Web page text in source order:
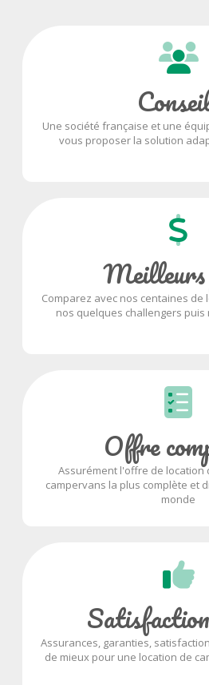
Une société française et une
vous proposer la solution
Comparez avec nos centaines
nos quelques challengers puis
Offre
Assurément l'offre de location
campervans la plus complète et
monde
Assurances, garanties,
de mieux pour une location de